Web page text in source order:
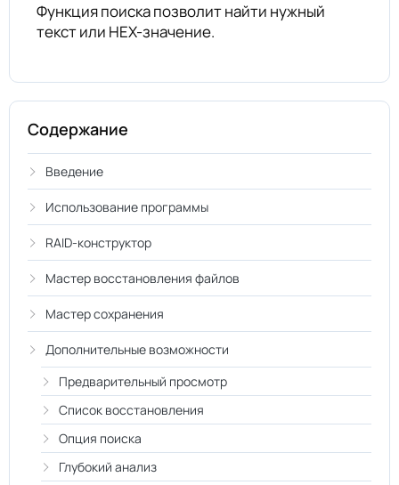
Функция поиска позволит найти нужный
текст или HEX-значение.
Содержание
Введение
Использование программы
RAID-конструктор
Мастер восстановления файлов
Мастер сохранения
Дополнительные возможности
Предварительный просмотр
Список восстановления
Опция поиска
Глубокий анализ